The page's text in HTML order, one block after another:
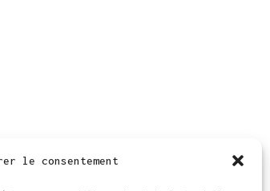
le consentement